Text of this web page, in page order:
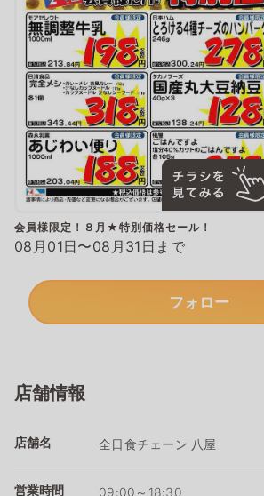
会員様限定！８月★特別価格セール！
08月01日〜08月31日まで
フォロー
店舗情報
店舗名 全日食チェーン 八屋
営業時間 09:00～18:30